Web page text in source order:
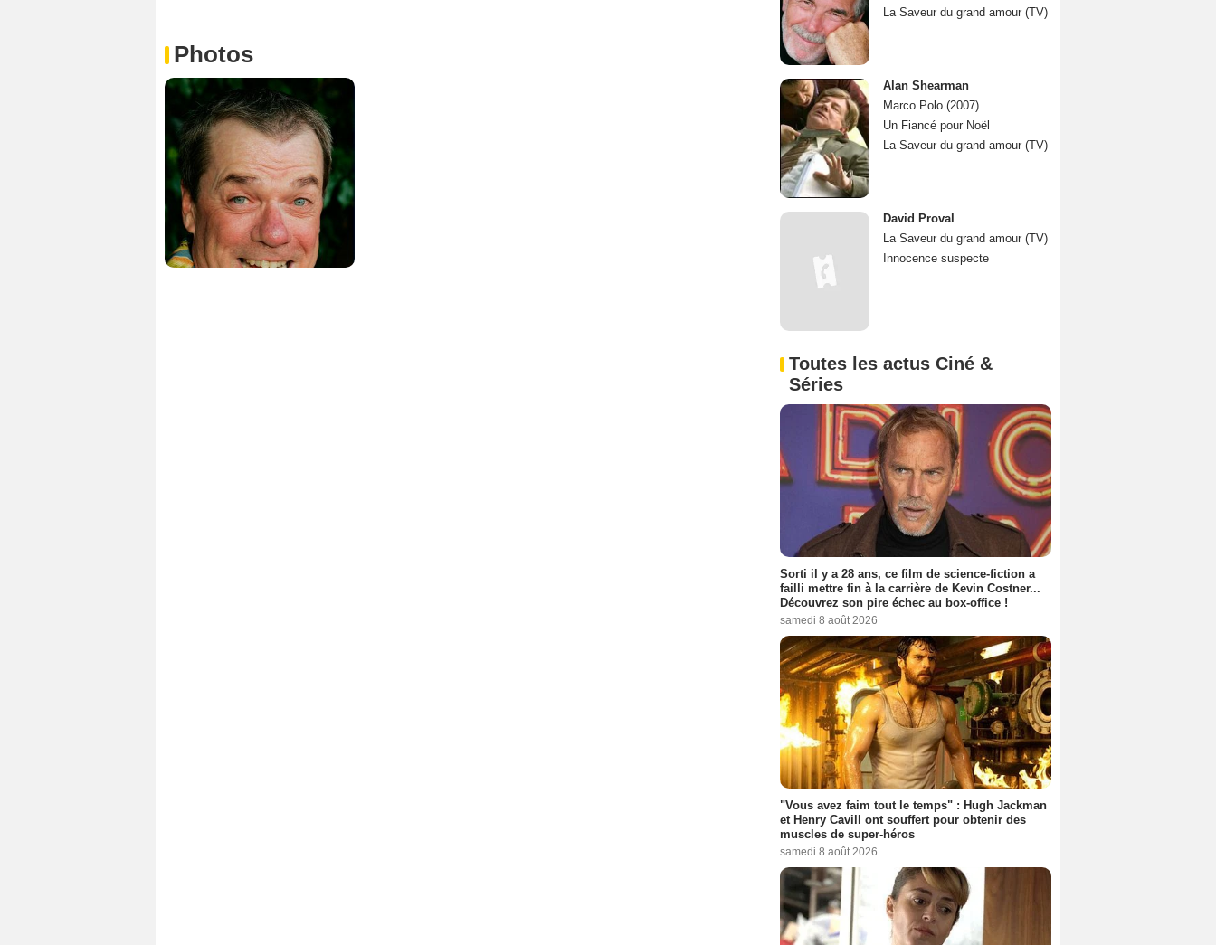
Photos
La Saveur du grand amour (TV)
Alan Shearman
Marco Polo (2007)
Un Fiancé pour Noël
La Saveur du grand amour (TV)
David Proval
La Saveur du grand amour (TV)
Innocence suspecte
Toutes les actus Ciné &
Séries
Sorti il y a 28 ans, ce film de science-fiction a
failli mettre fin à la carrière de Kevin Costner...
Découvrez son pire échec au box-office !
samedi 8 août 2026
"Vous avez faim tout le temps" : Hugh Jackman
et Henry Cavill ont souffert pour obtenir des
muscles de super-héros
samedi 8 août 2026